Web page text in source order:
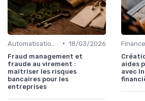
• 18/03/2026
Fraud management et
fraude au virement :
maîtriser les risques
bancaires pour les
entreprises
aides
avec